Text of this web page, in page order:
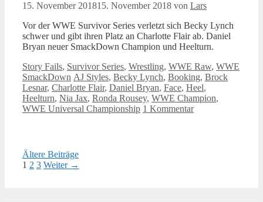
15. November 201815. November 2018 von Lars
Vor der WWE Survivor Series verletzt sich Becky Lynch
schwer und gibt ihren Platz an Charlotte Flair ab. Daniel
Bryan neuer SmackDown Champion und Heelturn.
Kategorien
Story Fails, Survivor Series, Wrestling, WWE Raw, WWE
SmackDown Schlagwörter
AJ Styles, Becky Lynch, Booking, Brock
Lesnar, Charlotte Flair, Daniel Bryan, Face, Heel,
Heelturn, Nia Jax, Ronda Rousey, WWE Champion,
WWE Universal Championship 1 Kommentar
Ältere Beiträge
Seite
1 Seite
2 Seite
3 Weiter →